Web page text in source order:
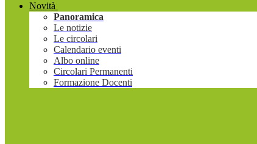
Novità
Panoramica
Le notizie
Le circolari
Calendario eventi
Albo online
Circolari Permanenti
Formazione Docenti